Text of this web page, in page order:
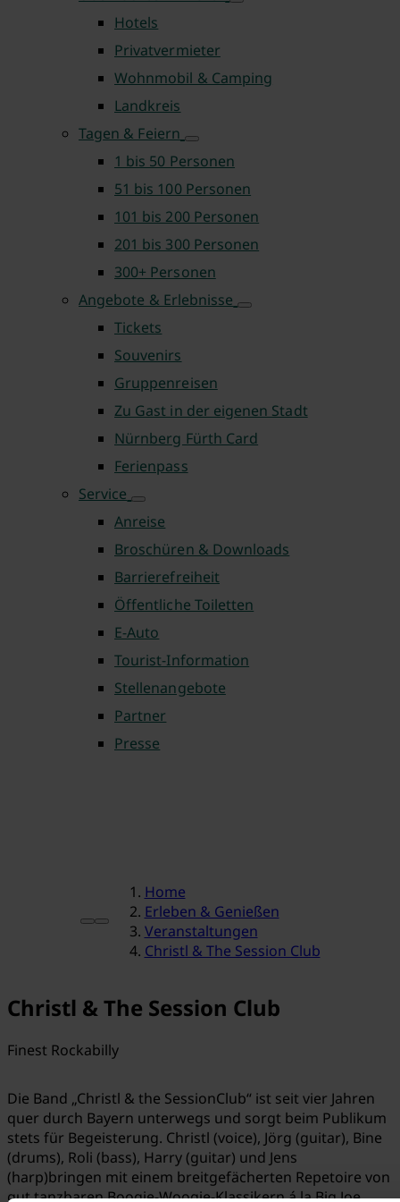
Hotels
Privatvermieter
Wohnmobil & Camping
Landkreis
Tagen & Feiern
1 bis 50 Personen
51 bis 100 Personen
101 bis 200 Personen
201 bis 300 Personen
300+ Personen
Angebote & Erlebnisse
Tickets
Souvenirs
Gruppenreisen
Zu Gast in der eigenen Stadt
Nürnberg Fürth Card
Ferienpass
Service
Anreise
Broschüren & Downloads
Barrierefreiheit
Öffentliche Toiletten
E-Auto
Tourist-Information
Stellenangebote
Partner
Presse
Home
Erleben & Genießen
Veranstaltungen
Christl & The Session Club
Christl & The Session Club
Finest Rockabilly
Die Band „Christl & the SessionClub“ ist seit vier Jahren
quer durch Bayern unterwegs und sorgt beim Publikum
stets für Begeisterung. Christl (voice), Jörg (guitar), Bine
(drums), Roli (bass), Harry (guitar) und Jens
(harp)bringen mit einem breitgefächerten Repetoire von
gut tanzbaren Boogie-Woogie-Klassikern á la Big Joe